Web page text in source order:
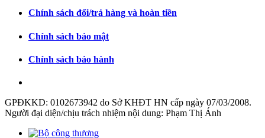
Chính sách đổi/trả hàng và hoàn tiền
Chính sách bảo mật
Chính sách bảo hành
GPĐKKD: 0102673942 do Sở KHĐT HN cấp ngày 07/03/2008.
Người đại diện/chịu trách nhiệm nội dung: Phạm Thị Ánh